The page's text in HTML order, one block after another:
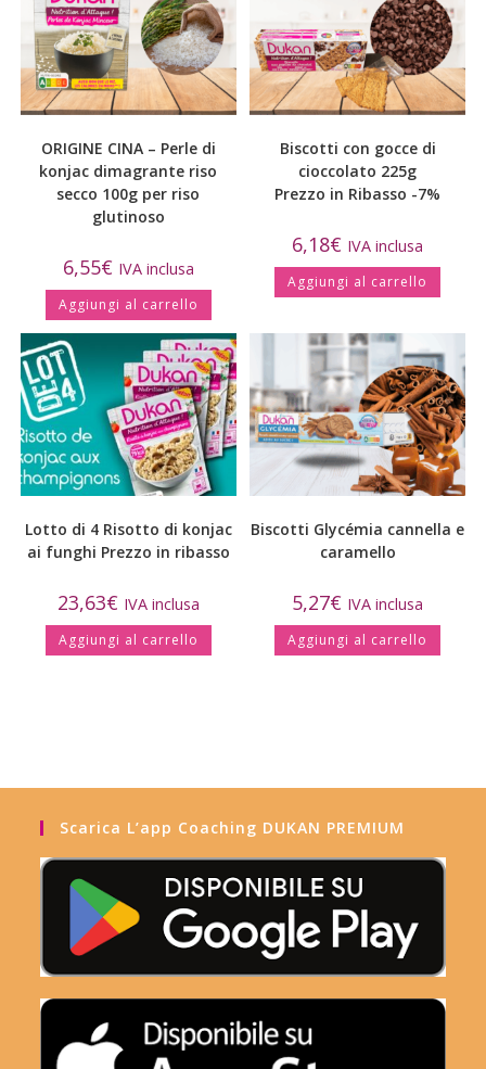
ORIGINE CINA – Perle di
konjac dimagrante riso
secco 100g per riso
glutinoso
6,55€ IVA inclusa
Aggiungi al carrello
Biscotti con gocce di
cioccolato 225g
Prezzo in Ribasso -7%
6,18€ IVA inclusa
Aggiungi al carrello
Lotto di 4 Risotto di konjac
ai funghi Prezzo in ribasso
23,63€ IVA inclusa
Aggiungi al carrello
Biscotti Glycémia cannella e
caramello
5,27€ IVA inclusa
Aggiungi al carrello
Scarica L’app Coaching DUKAN PREMIUM